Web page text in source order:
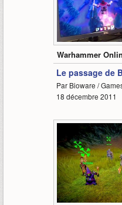
Warhammer
Le passage de
Par Bioware /
18 décembre 2011